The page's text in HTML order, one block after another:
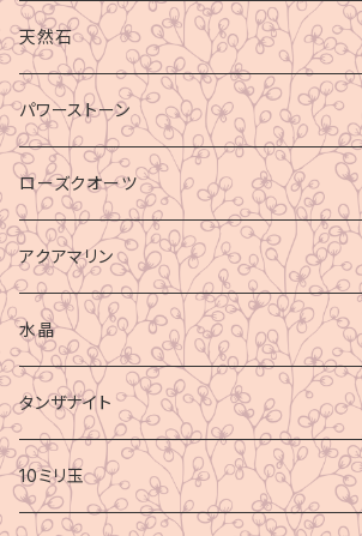
天然石
パワーストーン
ローズクオーツ
アクアマリン
水晶
タンザナイト
10ミリ玉